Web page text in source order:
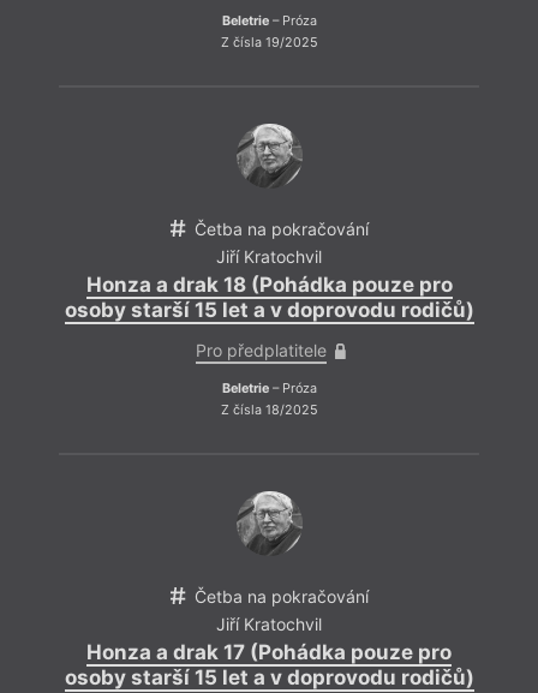
Beletrie– Próza
Z čísla 19/2025
Četba na pokračování
Jiří Kratochvil
Honza a drak 18 (Pohádka pouze pro
osoby starší 15 let a v doprovodu rodičů)
Pro předplatitele
Beletrie– Próza
Z čísla 18/2025
Četba na pokračování
Jiří Kratochvil
Honza a drak 17 (Pohádka pouze pro
osoby starší 15 let a v doprovodu rodičů)